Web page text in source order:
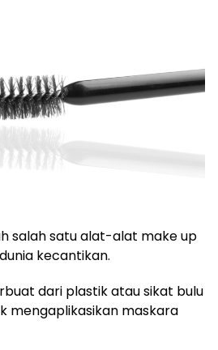
salah satu alat-alat make up
kecantikan.
dari plastik atau sikat bulu
mengaplikasikan maskara